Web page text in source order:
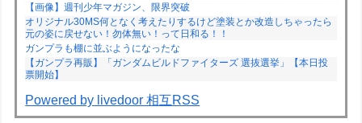
【画像】週刊少年マガジン、限界突破
オリジナル30MS何となく考えたりするけど塗装とか改造しちゃったら
元の姿に戻せない！勿体無い！って日和る！！
ガンプラも棚に並ぶようになったな
【ガンプラ再販】「ガンダムビルドファイターズ 選抜選挙」【本日投
票開始】
Powered by livedoor 相互RSS